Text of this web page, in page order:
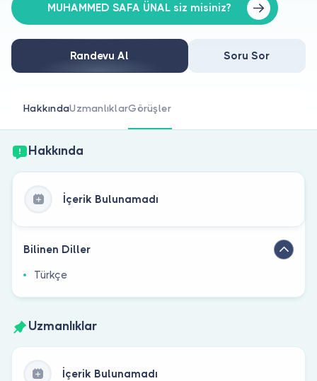
Doktorlar için
Doktor musunuz?
MUHAMMED SAFA ÜNAL siz misiniz?
Randevu Al Soru Sor
HakkındaUzmanlıklarGörüşler
Hakkında
İçerik Bulunamadı
Bilinen Diller
Türkçe
Uzmanlıklar
İçerik Bulunamadı